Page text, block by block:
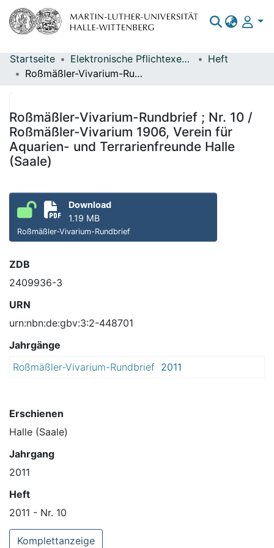
Bereiche & Sammlungen
Statistiken
Startseite Elektronische Pflichtexemplare
Heft
Roßmäßler-Vivarium-Rundbrief ; Nr. 10 / Roßmäßler-Vivarium 1906, Verein für Aquarien- und Terrarienfreunde Halle (Saale)
Roßmäßler-Vivarium-Rundbrief ; Nr. 10 /
Roßmäßler-Vivarium 1906, Verein für
Aquarien- und Terrarienfreunde Halle
(Saale)
Download
1.19 MB
Roßmäßler-Vivarium-Rundbrief
ZDB
2409936-3
URN
urn:nbn:de:gbv:3:2-448701
Jahrgänge
Roßmäßler-Vivarium-Rundbrief 2011
Erschienen
Halle (Saale)
Jahrgang
2011
Heft
2011 - Nr. 10
Komplettanzeige